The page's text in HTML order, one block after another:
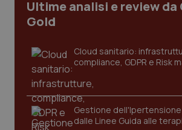
Ultime analisi e review da
Gold
Cloud sanitario:
compliance, GDPR e Risk
Gestione
dalle Linee Guida alle